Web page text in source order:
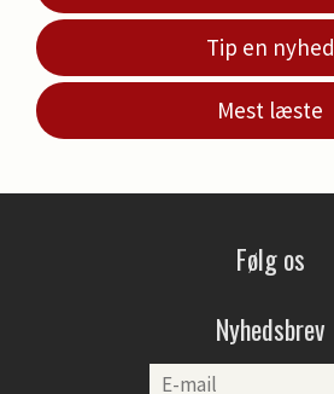
Tip en nyhed
Mest læste
Følg os
Nyhedsbrev